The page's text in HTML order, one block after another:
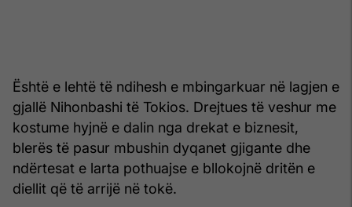
Është e lehtë të ndihesh e mbingarkuar në lagjen e
gjallë Nihonbashi të Tokios. Drejtues të veshur me
kostume hyjnë e dalin nga drekat e biznesit,
blerës të pasur mbushin dyqanet gjigante dhe
ndërtesat e larta pothuajse e bllokojnë dritën e
diellit që të arrijë në tokë.